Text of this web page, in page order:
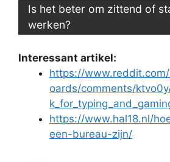
Is het beter om zittend of
werken?
Interessant artikel:
https://www.reddit.com/
oards/comments/
https://www.hal18.nl/
een-bureau-zijn/